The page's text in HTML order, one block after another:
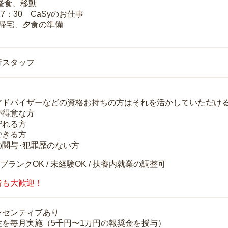
、移動
：30 CaSyのお仕事
、夕食の準備
タッフ
バイザーなどの資格お持ちの方はそれを活かしていただけ
意な方
る方
る方
与･犯罪歴のない方
ランクOK / 未経験OK / 扶養内就業の調整可
大歓迎！
ンティブあり
毎月実施（5千円〜1万円の報奨金を授与）